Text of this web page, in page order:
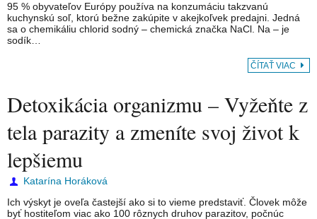
95 % obyvateľov Európy používa na konzumáciu takzvanú
kuchynskú soľ, ktorú bežne zakúpite v akejkoľvek predajni. Jedná
sa o chemikáliu chlorid sodný – chemická značka NaCl. Na – je
sodík…
ČÍTAŤ VIAC
Detoxikácia organizmu – Vyžeňte z
tela parazity a zmeníte svoj život k
lepšiemu
Katarína Horáková
Ich výskyt je oveľa častejší ako si to vieme predstaviť. Človek môže
byť hostiteľom viac ako 100 rôznych druhov parazitov, počnúc